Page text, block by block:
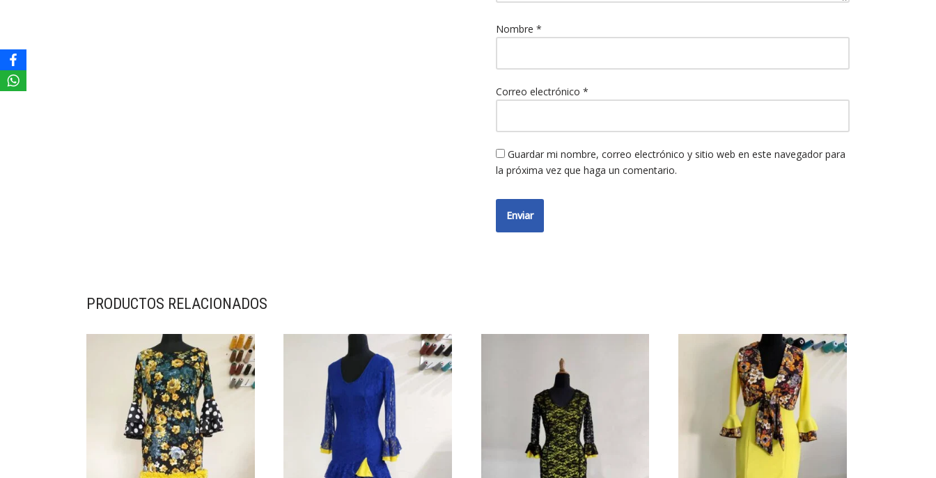
Nombre *
Correo electrónico *
Guardar mi nombre, correo electrónico y sitio web en este navegador para
la próxima vez que haga un comentario.
PRODUCTOS RELACIONADOS